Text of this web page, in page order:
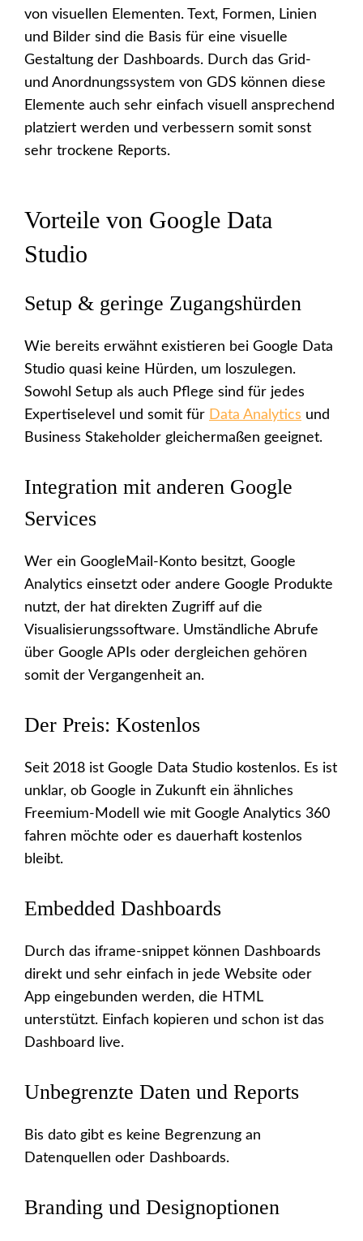
von visuellen Elementen. Text, Formen, Linien
und Bilder sind die Basis für eine visuelle
Gestaltung der Dashboards. Durch das Grid-
und Anordnungssystem von GDS können diese
Elemente auch sehr einfach visuell ansprechend
platziert werden und verbessern somit sonst
sehr trockene Reports.
Vorteile von Google Data
Studio
Setup & geringe Zugangshürden
Wie bereits erwähnt existieren bei Google Data
Studio quasi keine Hürden, um loszulegen.
Sowohl Setup als auch Pflege sind für jedes
Expertiselevel und somit für Data Analytics und
Business Stakeholder gleichermaßen geeignet.
Integration mit anderen Google
Services
Wer ein GoogleMail-Konto besitzt, Google
Analytics einsetzt oder andere Google Produkte
nutzt, der hat direkten Zugriff auf die
Visualisierungssoftware. Umständliche Abrufe
über Google APIs oder dergleichen gehören
somit der Vergangenheit an.
Der Preis: Kostenlos
Seit 2018 ist Google Data Studio kostenlos. Es ist
unklar, ob Google in Zukunft ein ähnliches
Freemium-Modell wie mit Google Analytics 360
fahren möchte oder es dauerhaft kostenlos
bleibt.
Embedded Dashboards
Durch das iframe-snippet können Dashboards
direkt und sehr einfach in jede Website oder
App eingebunden werden, die HTML
unterstützt. Einfach kopieren und schon ist das
Dashboard live.
Unbegrenzte Daten und Reports
Bis dato gibt es keine Begrenzung an
Datenquellen oder Dashboards.
Branding und Designoptionen